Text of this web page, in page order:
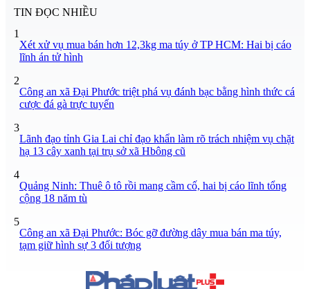
TIN ĐỌC NHIỀU
1
Xét xử vụ mua bán hơn 12,3kg ma túy ở TP HCM: Hai bị cáo
lĩnh án tử hình
2
Công an xã Đại Phước triệt phá vụ đánh bạc bằng hình thức cá
cược đá gà trực tuyến
3
Lãnh đạo tỉnh Gia Lai chỉ đạo khẩn làm rõ trách nhiệm vụ chặt
hạ 13 cây xanh tại trụ sở xã Hbông cũ
4
Quảng Ninh: Thuê ô tô rồi mang cầm cố, hai bị cáo lĩnh tổng
cộng 18 năm tù
5
Công an xã Đại Phước: Bóc gỡ đường dây mua bán ma túy,
tạm giữ hình sự 3 đối tượng